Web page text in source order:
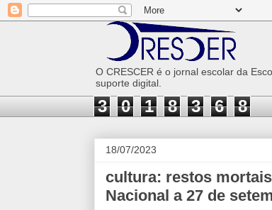
O CRESCER é o jornal escolar da
suporte digital.
3 0 1 8 3 6 8
18/07/2023
cultura: restos
Nacional a 27 de